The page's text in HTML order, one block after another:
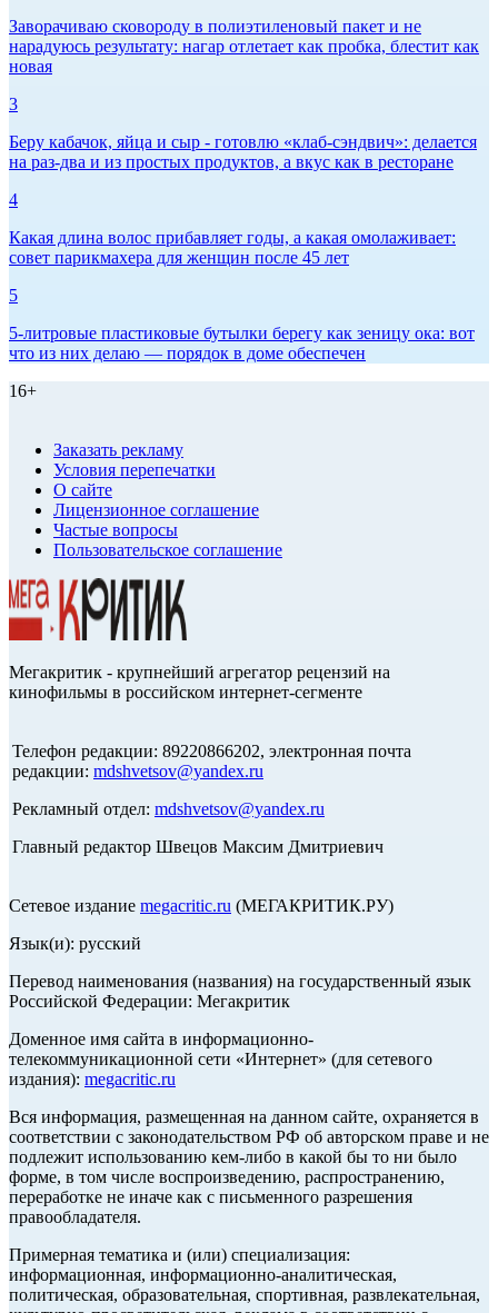
Заворачиваю сковороду в полиэтиленовый пакет и не
нарадуюсь результату: нагар отлетает как пробка, блестит как
новая
3
Беру кабачок, яйца и сыр - готовлю «клаб-сэндвич»: делается
на раз-два и из простых продуктов, а вкус как в ресторане
4
Какая длина волос прибавляет годы, а какая омолаживает:
совет парикмахера для женщин после 45 лет
5
5-литровые пластиковые бутылки берегу как зеницу ока: вот
что из них делаю — порядок в доме обеспечен
16+
Заказать рекламу
Условия перепечатки
О сайте
Лицензионное соглашение
Частые вопросы
Пользовательское соглашение
Мегакритик - крупнейший агрегатор рецензий на
кинофильмы в российском интернет-сегменте
Телефон редакции: 89220866202, электронная почта
редакции: mdshvetsov@yandex.ru
Рекламный отдел: mdshvetsov@yandex.ru
Главный редактор Швецов Максим Дмитриевич
Сетевое издание megacritic.ru (МЕГАКРИТИК.РУ)
Язык(и): русский
Перевод наименования (названия) на государственный язык
Российской Федерации: Мегакритик
Доменное имя сайта в информационно-
телекоммуникационной сети «Интернет» (для сетевого
издания): megacritic.ru
Вся информация, размещенная на данном сайте, охраняется в
соответствии с законодательством РФ об авторском праве и не
подлежит использованию кем-либо в какой бы то ни было
форме, в том числе воспроизведению, распространению,
переработке не иначе как с письменного разрешения
правообладателя.
Примерная тематика и (или) специализация:
информационная, информационно-аналитическая,
политическая, образовательная, спортивная, развлекательная,